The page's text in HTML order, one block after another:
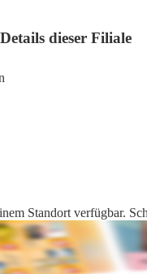
dieser Filiale
Standort verfügbar.